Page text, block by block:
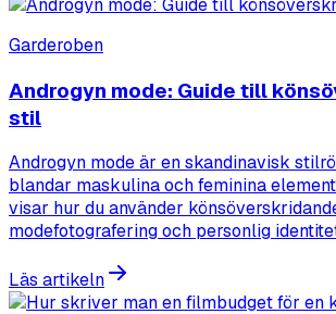
Garderoben
Androgyn mode: Guide till
stil
Androgyn mode är en skandinavisk
blandar maskulina och feminina
visar hur du använder
modefotografering och personlig
Läs artikeln